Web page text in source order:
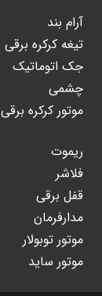
آرام بند
تیغه کرکره برقی
جک اتوماتیک
چشمی
موتور کرکره برقی
ریموت
فلاشر
قفل برقی
مدارفرمان
موتور توبولار
موتور ساید